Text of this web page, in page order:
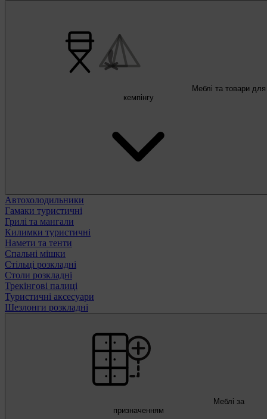
Меблі та товари для
кемпінгу
Автохолодильники
Гамаки туристичні
Грилі та мангали
Килимки туристичні
Намети та тенти
Спальні мішки
Стільці розкладні
Столи розкладні
Трекінгові палиці
Туристичні аксесуари
Шезлонги розкладні
Меблі за
призначенням